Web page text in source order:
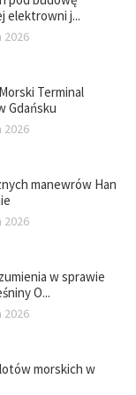
elektrowni j...
2026
Terminal
Gdańsku
2026
manewrów Han
2026
w sprawie
O...
2026
morskich w